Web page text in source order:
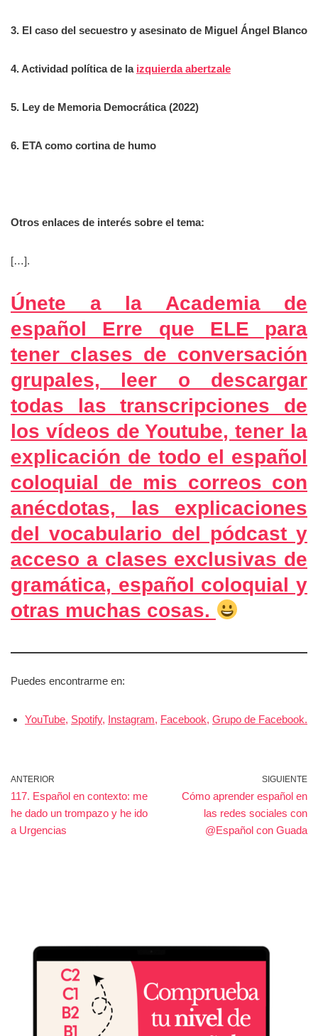
3. El caso del secuestro y asesinato de Miguel Ángel Blanco
4. Actividad política de la izquierda abertzale
5. Ley de Memoria Democrática (2022)
6. ETA como cortina de humo
Otros enlaces de interés sobre el tema:
[…].
Únete a la Academia de
español Erre que ELE para
tener clases de conversación
grupales, leer o descargar
todas las transcripciones de
los vídeos de Youtube, tener la
explicación de todo el español
coloquial de mis correos con
anécdotas, las explicaciones
del vocabulario del pódcast y
acceso a clases exclusivas de
gramática, español coloquial y
otras muchas cosas.
Puedes encontrarme en:
YouTube, Spotify, Instagram, Facebook, Grupo de Facebook.
ANTERIOR
117. Español en contexto: me
he dado un trompazo y he ido
a Urgencias
SIGUIENTE
Cómo aprender español en
las redes sociales con
@Español con Guada